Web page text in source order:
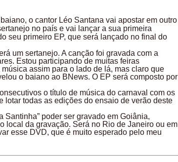
o cantor Léo Santana vai apostar em outro
no país e vai lançar a sua primeira
seu primeiro EP, que será lançado no final do
um sertanejo. A canção foi gravada com a
Estou participando de muitas feiras
assim para o lado de lá, mas claro que
o baiano ao BNews. O EP será composto por
o título de música do carnaval com os
lotar todas as edições do ensaio de verão deste
Santinha” poder ser gravado em Goiânia,
local da gravação. Será no Rio de Janeiro ou em
esse DVD, que é muito esperado pelo meu